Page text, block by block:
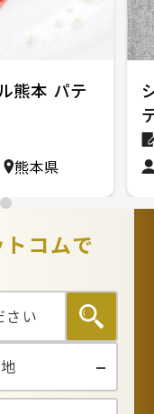
熊本 パテ
熊本県
コムで